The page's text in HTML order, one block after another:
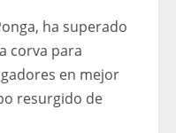
ha superado
corva para
en mejor
resurgido de